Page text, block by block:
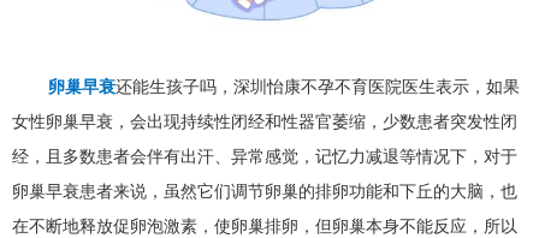
卵巢早衰还能生孩子吗，深圳怡康不孕不育医院医生表示，如果
女性卵巢早衰，会出现持续性闭经和性器官萎缩，少数患者突发性闭
经，且多数患者会伴有出汗、异常感觉，记忆力减退等情况下，对于
卵巢早衰患者来说，虽然它们调节卵巢的排卵功能和下丘的大脑，也
在不断地释放促卵泡激素，使卵巢排卵，但卵巢本身不能反应，所以